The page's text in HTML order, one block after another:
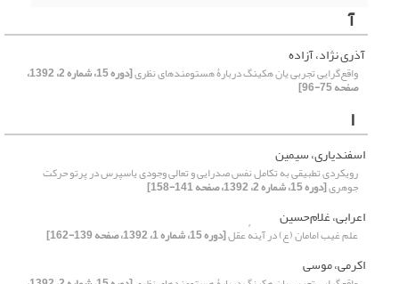
آ
آذری نژاد، آزاده
واقع‌گرایی تجربی یان هکینگ دربارۀ هستومندهای نظری [دوره 15، شماره 2، 1392،
صفحه 75-96]
ا
اسفندیاری، سیمین
رویکردی تطبیقی به تکامل نفس صدرایی و تعالی وجودی یاسپرس در پرتو حرکت
جوهری[دوره 15، شماره 2، 1392، صفحه 141-158]
اعرابی، غلام‌حسین
علم غیب امامان (ع) در آینهٔ عقل[دوره 15، شماره 1، 1392، صفحه 139-162]
اکرمی، موسی